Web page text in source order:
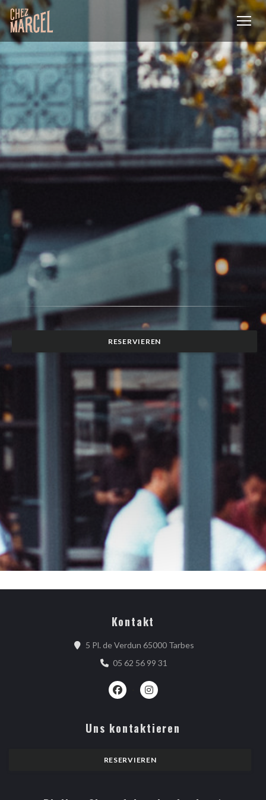
RESERVIEREN
Kontakt
5 Pl. de Verdun 65000 Tarbes
05 62 56 99 31
Facebook ((öffnet ein neues
Instagram ((öffnet ein neues
Uns kontaktieren
RESERVIEREN